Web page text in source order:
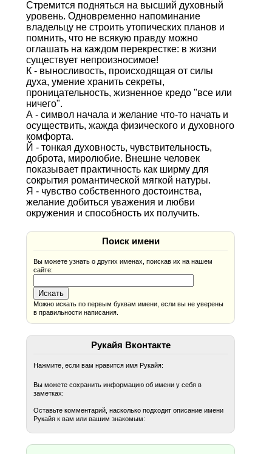
Стремится подняться на высший духовный
уровень. Одновременно напоминание
владельцу не строить утопических планов и
помнить, что не всякую правду можно
оглашать на каждом перекрестке: в жизни
существует непроизносимое!
К - выносливость, происходящая от силы
духа, умение хранить секреты,
проницательность, жизненное кредо "все или
ничего".
А - символ начала и желание что-то начать и
осуществить, жажда физического и духовного
комфорта.
Й - тонкая духовность, чувствительность,
доброта, миролюбие. Внешне человек
показывает практичность как ширму для
сокрытия романтической мягкой натуры.
Я - чувство собственного достоинства,
желание добиться уважения и любви
окружения и способность их получить.
Поиск имени
Вы можете узнать о других именах, поискав их на нашем
сайте:
Можно искать по первым буквам имени, если вы не уверены
в правильности написания.
Рукайя Вконтакте
Нажмите, если вам нравится имя Рукайя:
Вы можете сохранить информацию об имени у себя в
заметках:
Оставьте комментарий, насколько подходит описание имени
Рукайя к вам или вашим знакомым: